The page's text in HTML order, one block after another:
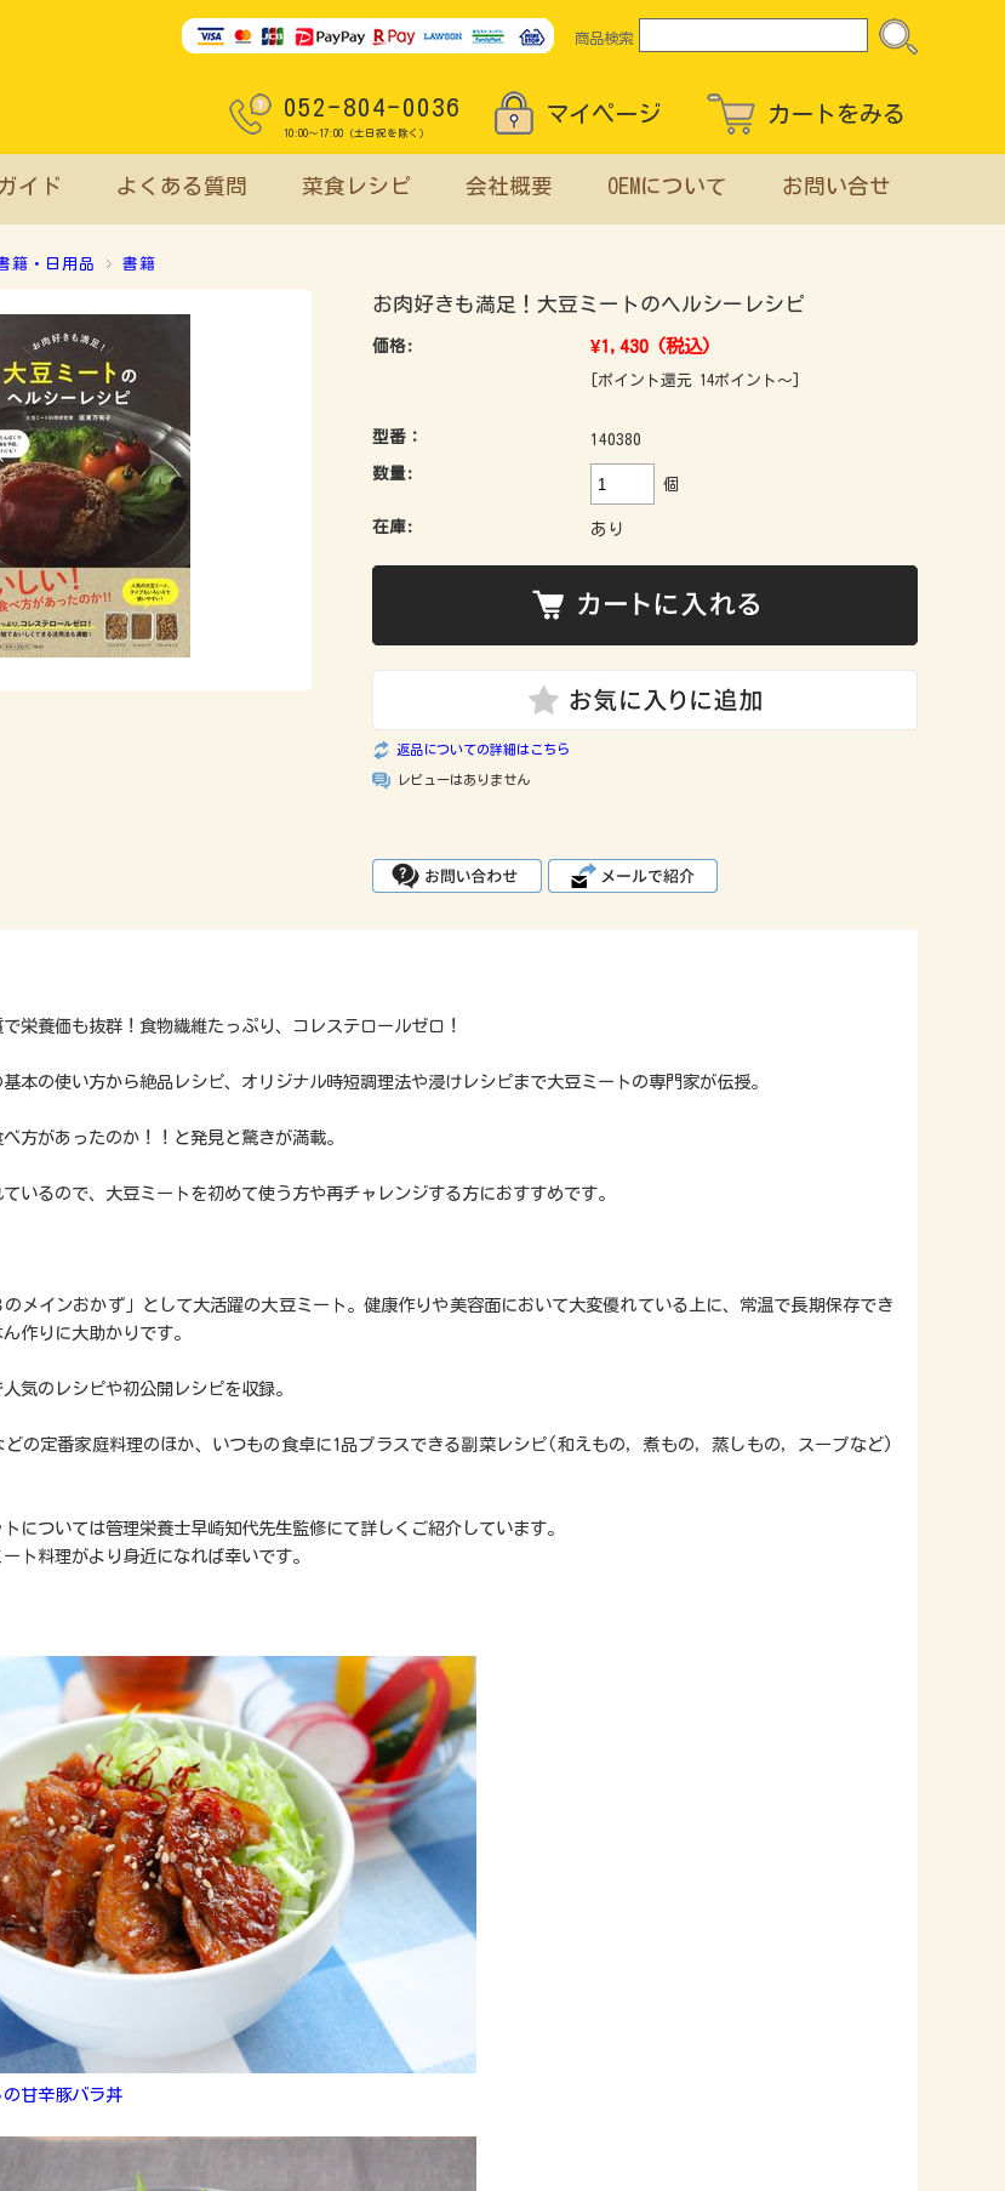
商品検索
052-804-0036
10:00～17:00（土日祝を除く）
マイページ カートをみる
イド よくある質問 菜食レシピ 会社概要 OEMについて お問い合せ
籍・日用品 書籍
お肉好きも満足！大豆ミートのヘルシーレシピ
価格: ¥1,430 (税込)
[ポイント還元 14ポイント～]
型番：
140380
数量:
個
在庫: あり
返品についての詳細はこちら
レビューはありません
栄養価も抜群！食物繊維たっぷり、コレステロールゼロ！
本の使い方から絶品レシピ、オリジナル時短調理法や浸けレシピまで大豆ミートの専門家が伝授。
方があったのか！！と発見と驚きが満載。
いるので、大豆ミートを初めて使う方や再チャレンジする方におすすめです。
メインおかず」として大活躍の大豆ミート。健康作りや美容面において大変優れている上に、常温で長期保存でき
作りに大助かりです。
気のレシピや初公開レシピを収録。
どの定番家庭料理のほか、いつもの食卓に1品プラスできる副菜レシピ(和えもの，煮もの，蒸しもの，スープなど)
については管理栄養士早崎知代先生監修にて詳しくご紹介しています。
ト料理がより身近になれば幸いです。
甘辛豚バラ丼